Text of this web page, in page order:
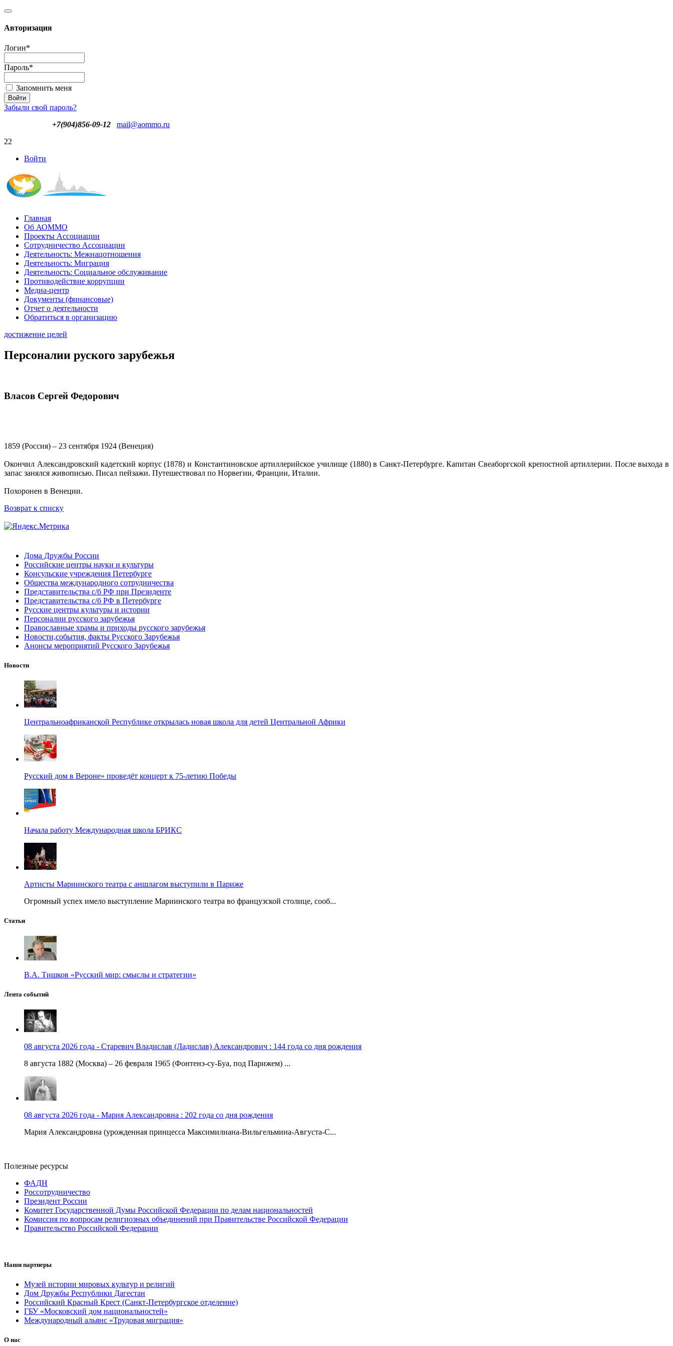
Авторизация
Логин*
Пароль*
Запомнить меня
Забыли свой пароль?
+7(904)856-09-12
mail@aommo.ru
22
Войти
Главная
Об АОММО
Проекты Ассоциации
Сотрудничество Ассоциации
Деятельность: Межнацотношения
Деятельность: Миграция
Деятельность: Социальное обслуживание
Противодействие коррупции
Медиа-центр
Документы (финансовые)
Отчет о деятельности
Обратиться в организацию
достижение целей
Персоналии руского зарубежья
Власов Сергей Федорович
1859 (Россия) – 23 сентября 1924 (Венеция)
Окончил Александровский кадетский корпус (1878) и Константиновское артиллерийское училище (1880) в Санкт-Петербурге. Капитан Свеаборгской крепостной артиллерии. После выхода в
запас занялся живописью. Писал пейзажи. Путешествовал по Норвегии, Франции, Италии.
Похоронен в Венеции.
Возврат к списку
Дома Дружбы России
Российские центры науки и культуры
Консульские учреждения Петербурге
Общества международного сотрудничества
Представительства с/б РФ при Президенте
Представительства с/б РФ в Петербурге
Русские центры культуры и истории
Персоналии русского зарубежья
Православные храмы и приходы русского зарубежья
Новости,события, факты Русского Зарубежья
Анонсы мероприятий Русского Зарубежья
Новости
Центральноафриканской Республике открылась новая школа для детей Центральной Африки
Русский дом в Вероне» проведёт концерт к 75-летию Победы
Начала работу Международная школа БРИКС
Артисты Мариинского театра с аншлагом выступили в Париже
Огромный успех имело выступление Мариинского театра во французской столице, сооб...
Статьи
В.А. Тишков «Русский мир: смыслы и стратегии»
Лента событий
08 августа 2026 года - Старевич Владислав (Ладислав) Александрович : 144 года со дня рождения
8 августа 1882 (Москва) – 26 февраля 1965 (Фонтенэ-су-Буа, под Парижем) ...
08 августа 2026 года - Мария Александровна : 202 года со дня рождения
Мария Александровна (урожденная принцесса Максимилиана-Вильгельмина-Августа-С...
Полезные ресурсы
ФАДН
Россотрудничество
Президент России
Комитет Государственной Думы Российской Федерации по делам национальностей
Комиссия по вопросам религиозных объединений при Правительстве Российской Федерации
Правительство Российской Федерации
Наши партнеры
Музей истории мировых культур и религий
Дом Дружбы Республики Дагестан
Российский Красный Крест (Санкт-Петербургское отделение)
ГБУ «Московский дом национальностей»
Международный альянс «Трудовая миграция»
О нас